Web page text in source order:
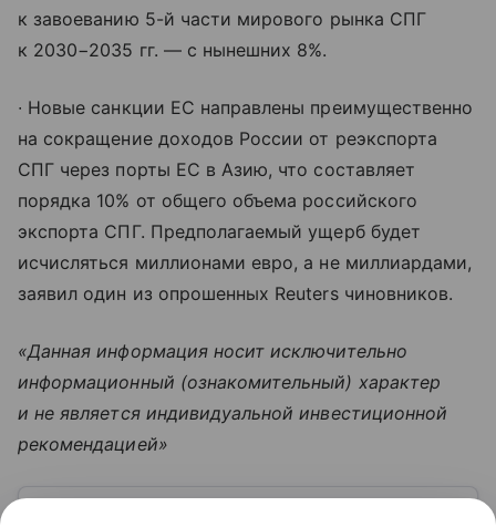
к завоеванию 5-й части мирового рынка СПГ
к 2030−2035 гг. — с нынешних 8%.
∙ Новые санкции ЕС направлены преимущественно
на сокращение доходов России от реэкспорта
СПГ через порты ЕС в Азию, что составляет
порядка 10% от общего объема российского
экспорта СПГ. Предполагаемый ущерб будет
исчисляться миллионами евро, а не миллиардами,
заявил один из опрошенных Reuters чиновников.
«Данная информация носит исключительно
информационный (ознакомительный) характер
и не является индивидуальной инвестиционной
рекомендацией»